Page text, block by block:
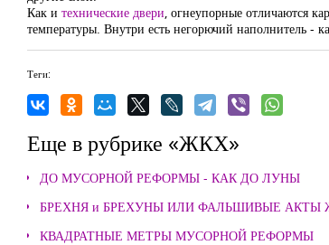
Как и технические двери, огнеупорные отличаются
температуры. Внутри есть негорючий наполнитель -
Теги:
Еще в рубрике «ЖКХ»
ДО МУСОРНОЙ РЕФОРМЫ - КАК ДО ЛУНЫ
БРЕХНЯ и БРЕХУНЫ ИЛИ ФАЛЬШИВЫЕ АКТЫ
КВАДРАТНЫЕ МЕТРЫ МУСОРНОЙ РЕФОРМЫ